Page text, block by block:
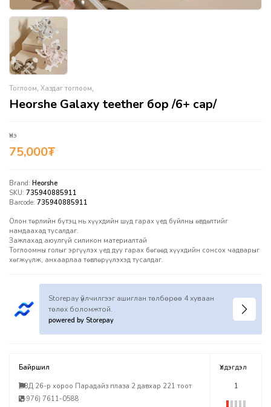
Тоглоом, Хаздаг тоглоом,
Heorshe Galaxy teether бор /6+ сар/
Үнэ
75,000₮
Brand: Heorshe
SKU: 735940885911
Barcode: 735940885911
Олон төрлийн бүтэц нь хүүхдийн шүд гарах үед буйлны өвдөлтийг
намдаахад тусалдаг.
Зажлахад аюулгүй силикон материалтай
Тоглоомны голыг эргүүлэх үед дуу гарах бөгөөд хүүхдийн сонсох чадварыг
хөгжүүлж, анхаарлаа төвлөрүүлэхэд тусалдаг.
Storepay үйлчилгээг ашиглан төлбөрөө 4 хуваан
төлөх боломжтой.
powered by Storepay
Байршил
БЗД 26-р хороо Парадайз плаза 2 давхар 221 тоот
(+976) 7611-0588
Үлдэгдэл
1